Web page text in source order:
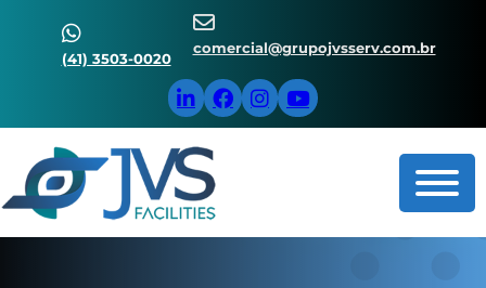
(41) 3503-0020
comercial@grupojvsserv.com.br